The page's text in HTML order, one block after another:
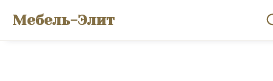
Мебель-Элит